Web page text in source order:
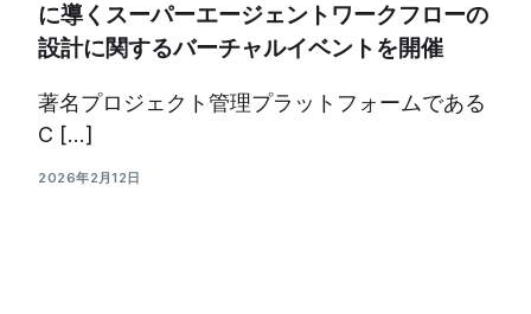
に導くスーパーエージェントワークフローの
設計に関するバーチャルイベントを開催
著名プロジェクト管理プラットフォームである
C […]
2026年2月12日